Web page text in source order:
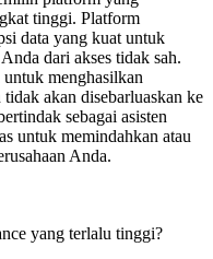
tinggi. Platform
data yang kuat untuk
dari akses tidak sah.
menghasilkan
akan disebarluaskan ke
sebagai asisten
untuk memindahkan atau
Anda.
yang terlalu tinggi?